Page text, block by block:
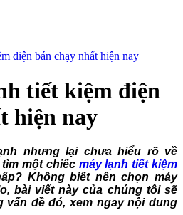
điện bán chạy nhất hiện nay
tiết kiệm điện
hiện nay
nhưng lại chưa hiểu rõ về
một chiếc máy lạnh tiết kiệm
Không biết nên chọn máy
bài viết này của chúng tôi sẽ
vấn đề đó, xem ngay nội dung